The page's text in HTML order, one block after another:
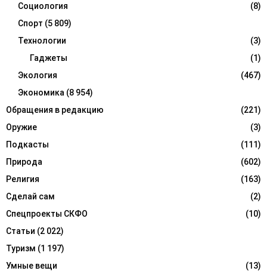
Социология
(8)
Спорт (5 809)
Технологии
(3)
Гаджеты
(1)
Экология
(467)
Экономика (8 954)
Обращения в редакцию
(221)
Оружие
(3)
Подкасты
(111)
Природа
(602)
Религия
(163)
Сделай сам
(2)
Спецпроекты СКФО
(10)
Статьи (2 022)
Туризм (1 197)
Умные вещи
(13)